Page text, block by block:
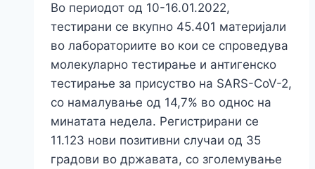
Во периодот од 10-16.01.2022,
тестирани се вкупно 45.401 материјали
во лабораториите во кои се спроведува
молекуларно тестирање и антигенско
тестирање за присуство на SARS-CoV-2,
со намалување од 14,7% во однос на
минатата недела. Регистрирани сe
11.123 нови позитивни случаи од 35
градови во државата, со зголемување